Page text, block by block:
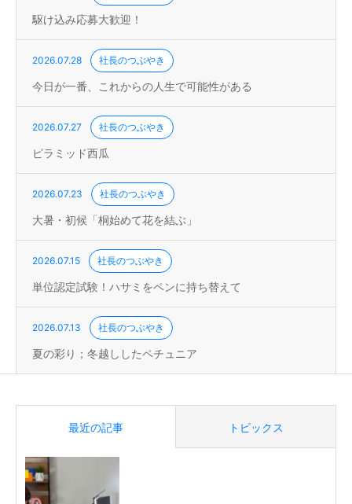
駆け込み応募大歓迎！
2026.07.28 社長のつぶやき
今日が一番、これからの人生で可能性がある
2026.07.27 社長のつぶやき
ピラミッド西瓜
2026.07.23 社長のつぶやき
大暑・初候「桐始めて花を結ぶ」
2026.07.15 社長のつぶやき
単位認定試験！ハサミをペンに持ち替えて
2026.07.13 社長のつぶやき
夏の彩り；冬越ししたペチュニア
最近の記事 トピックス